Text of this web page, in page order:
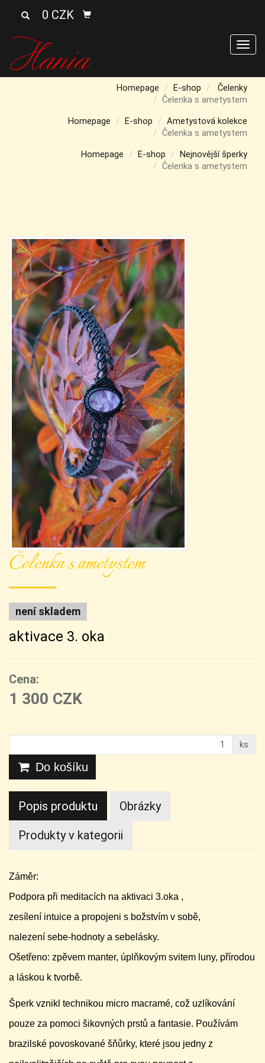
0 CZK
Homepage E-shop
Čelenky
Čelenka s ametystem
Homepage
E-shop
Ametystová kolekce
Čelenka s ametystem
Homepage
E-shop
Nejnovější šperky
Čelenka s ametystem
Čelenka s ametystem
není skladem
aktivace 3. oka
Cena:
1 300 CZK
ks
Do košíku
Popis produktu Obrázky
Produkty v kategorii
Záměr:
Podpora při meditacích na aktivaci 3.oka ,
zesílení intuice a propojeni s božstvím v sobě,
nalezení sebe-hodnoty a sebelásky.
Ošetřeno: zpěvem manter, úplňkovým svitem luny, přírodou
a láskou k tvorbě.
Šperk vznikl technikou micro macramé, což uzlíkování
pouze za pomoci šikovných prstů a fantasie. Používám
brazilské povoskované šňůrky, které jsou jedny z